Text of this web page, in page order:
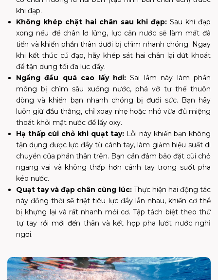
khi đạp.
Không khép chặt hai chân sau khi đạp: Sau khi đạp
xong nếu để chân lơ lửng, lực cản nước sẽ làm mất đà
tiến và khiến phần thân dưới bị chìm nhanh chóng. Ngay
khi kết thúc cú đạp, hãy khép sát hai chân lại dứt khoát
để tận dụng tối đa lực đẩy.
Ngẩng đầu quá cao lấy hơi: Sai lầm này làm phần
mông bị chìm sâu xuống nước, phá vỡ tư thế thuôn
dòng và khiến bạn nhanh chóng bị đuối sức. Bạn hãy
luôn giữ đầu thẳng, chỉ xoay nhẹ hoặc nhô vừa đủ miệng
thoát khỏi mặt nước để lấy oxy.
Hạ thấp cùi chỏ khi quạt tay: Lỗi này khiến bạn không
tận dụng được lực đẩy từ cánh tay, làm giảm hiệu suất di
chuyển của phần thân trên. Bạn cần đảm bảo đặt cùi chỏ
ngang vai và không thấp hơn cánh tay trong suốt pha
kéo nước.
Quạt tay và đạp chân cùng lúc:Thực hiện hai động tác
này đồng thời sẽ triệt tiêu lực đẩy lẫn nhau, khiến cơ thể
bị khựng lại và rất nhanh mỏi cơ. Tập tách biệt theo thứ
tự tay rồi mới đến thân và kết hợp pha lướt nước nghỉ
ngơi.